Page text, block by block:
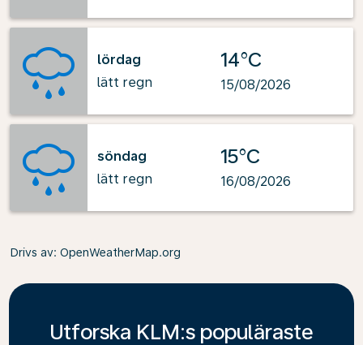
lördag
lätt regn
14°C
15/08/2026
söndag
lätt regn
15°C
16/08/2026
Drivs av: OpenWeatherMap.org
Utforska KLM:s populäraste